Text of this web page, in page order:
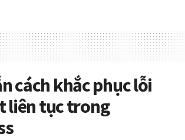
cách khắc phục lỗi
liên tục trong